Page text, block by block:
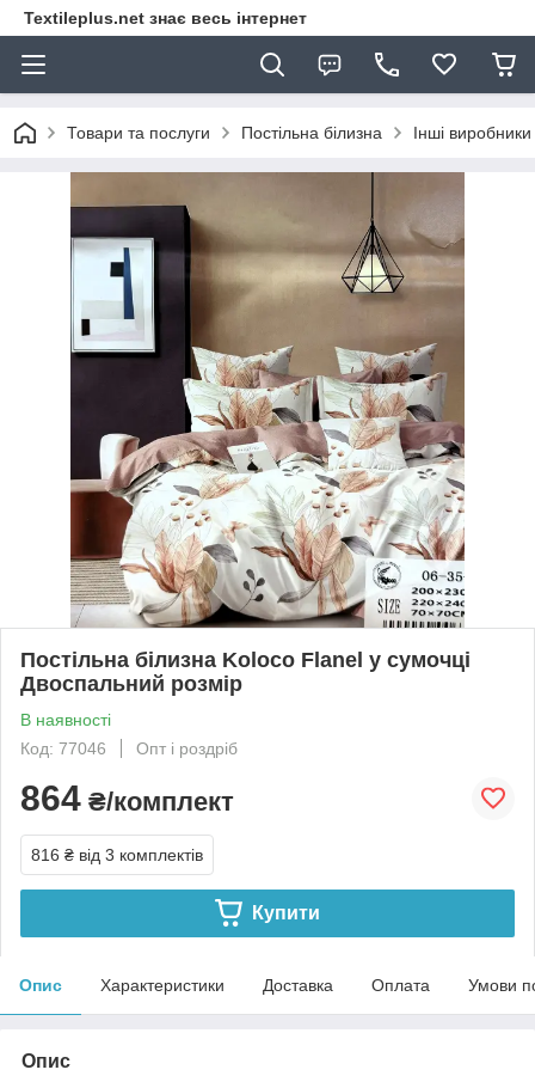
Textileplus.net знає весь інтернет
Товари та послуги Постільна білизна Інші виробники
Постільна білизна Koloco Flanel у сумочці
Двоспальний розмір
В наявності
Код: 77046
Опт і роздріб
864 ₴/комплект
816 ₴ від 3 комплектів
Купити
Опис Характеристики Доставка Оплата Умови
Опис